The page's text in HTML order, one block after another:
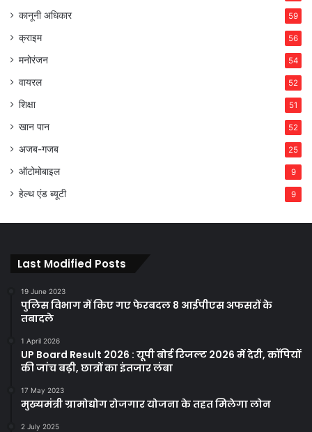
कानूनी अधिकार 59
क्राइम 56
मनोरंजन 54
वायरल 52
शिक्षा 51
खान पान 52
अजब-गजब 25
ऑटोमोबाइल 9
हेल्थ एंड ब्यूटी 9
Last Modified Posts
19 June 2023
पुलिस विभाग में किए गए फेरबदल 8 आईपीएस अफसरों के
तबादले
1 April 2026
UP Board Result 2026 : यूपी बोर्ड रिजल्ट 2026 में देरी, कॉपियों
की जांच बढ़ी, छात्रों का इंतजार लंबा
17 May 2023
मुख्यमंत्री ग्रामोद्योग रोजगार योजना के तहत मिलेगा लोन
2 July 2025